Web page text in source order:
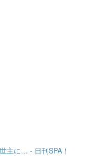
主に… - 日刊SPA！